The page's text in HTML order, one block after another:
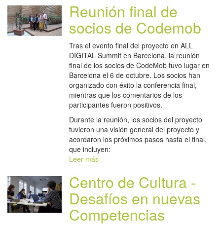
Reunión final de
socios de Codemob
Tras el evento final del proyecto en ALL
DIGITAL Summit en Barcelona, la reunión
final de los socios de CodeMob tuvo lugar en
Barcelona el 6 de octubre. Los socios han
organizado con éxito la conferencia final,
mientras que los comentarios de los
participantes fueron positivos.
Durante la reunión, los socios del proyecto
tuvieron una visión general del proyecto y
acordaron los próximos pasos hasta el final,
que incluyen:
Leer más
Centro de Cultura -
Desafíos en nuevas
Competencias